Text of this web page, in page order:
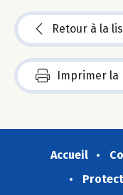
Retour à la
Imprimer la
Accueil